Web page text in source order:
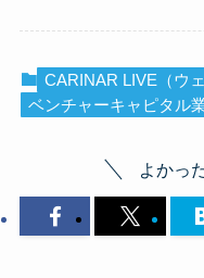
CARINAR LIVE（ウ
ベンチャーキャピタル
よかっ